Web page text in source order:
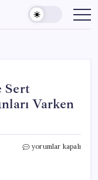
Sert
Varken
Gürsel
yorumlar kapalı